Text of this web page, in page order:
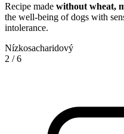
Recipe made without wheat,
the well-being of dogs with
intolerance.
Nízkosacharidový
2 /6